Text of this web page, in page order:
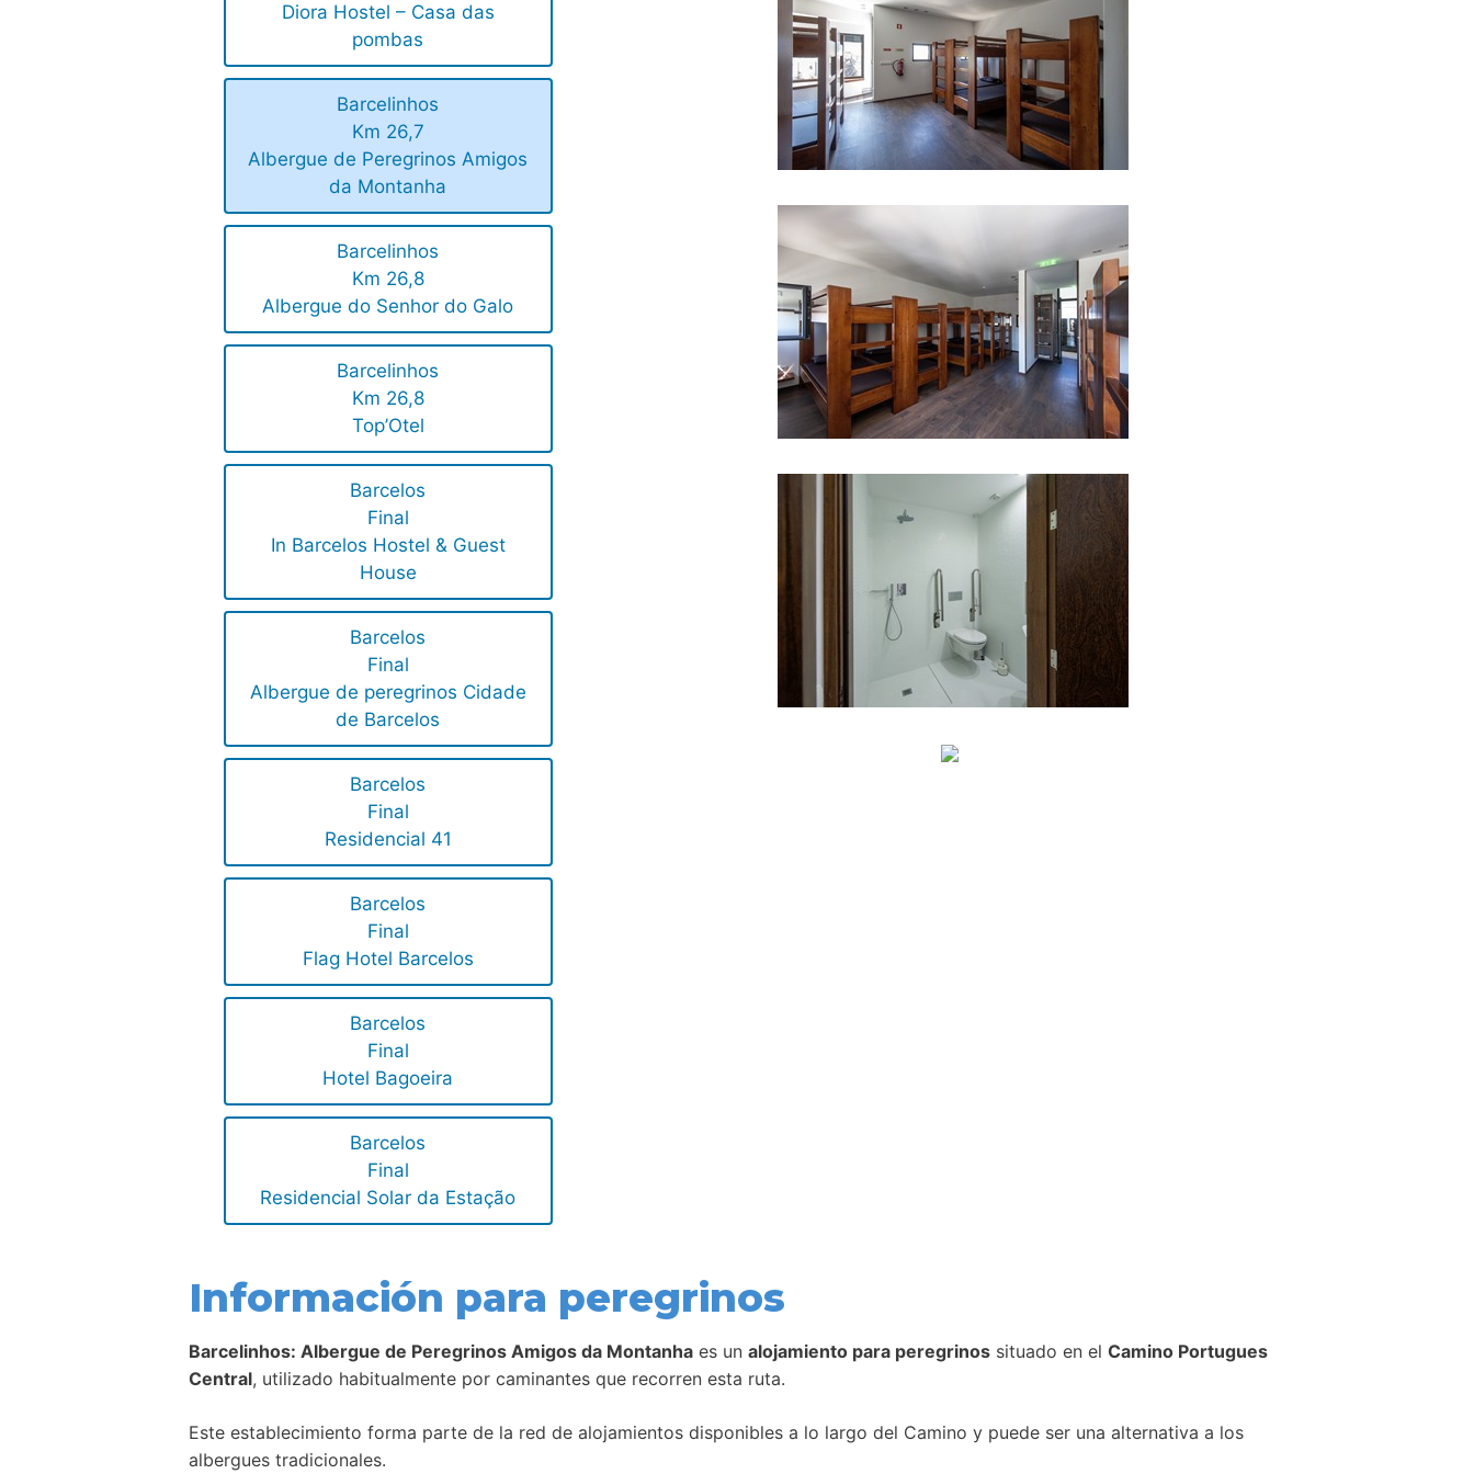
Diora Hostel – Casa das
pombas
Barcelinhos
Km 26,7
Albergue de Peregrinos Amigos
da Montanha
Barcelinhos
Km 26,8
Albergue do Senhor do Galo
Barcelinhos
Km 26,8
Top’Otel
Barcelos
Final
In Barcelos Hostel & Guest
House
Barcelos
Final
Albergue de peregrinos Cidade
de Barcelos
Barcelos
Final
Residencial 41
Barcelos
Final
Flag Hotel Barcelos
Barcelos
Final
Hotel Bagoeira
Barcelos
Final
Residencial Solar da Estação
Información para peregrinos
Barcelinhos: Albergue de Peregrinos Amigos da Montanha es un alojamiento para peregrinos situado en el Camino Portugues
Central, utilizado habitualmente por caminantes que recorren esta ruta.
Este establecimiento forma parte de la red de alojamientos disponibles a lo largo del Camino y puede ser una alternativa a los
albergues tradicionales.